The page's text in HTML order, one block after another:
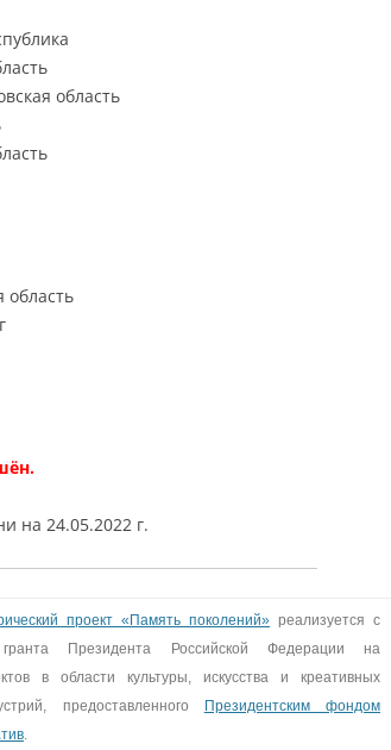
область
область
на 24.05.2022 г.
проект «Память поколений» реализуется с
гранта Президента Российской Федерации на
в области культуры, искусства и креативных
предоставленного Президентским фондом